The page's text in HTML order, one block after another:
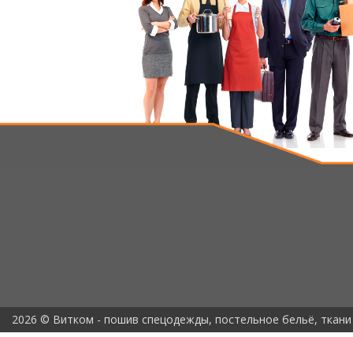
2026 © Витком - пошив спецодежды, постельное бельё, ткани